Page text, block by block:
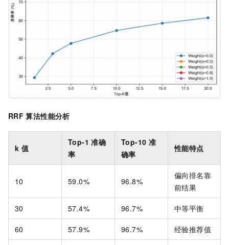
RRF 算法性能分析
k 值
Top-1 准确
率
Top-10 准
确率
性能特点
10 59.0% 96.8%
偏向排名靠
前结果
30 57.4% 96.7% 中等平衡
60 57.9% 96.7% 经验推荐值